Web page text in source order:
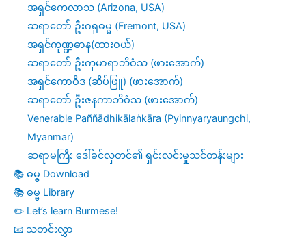
အရှင်ကေလာသ (Arizona, USA)
ဆရာတော် ဦးဂရုဓမ္မ (Fremont, USA)
အရှင်ကုဏ္ဍဓာန(ထားဝယ်)
ဆရာတော် ဦးကုမာရာဘိဝံသ (ဖားအောက်)
အရှင်ကောဝိဒ (ဆိပ်ဖြူ) (ဖားအောက်)
ဆရာတော် ဦးဇနကာဘိဝံသ (ဖားအောက်)
Venerable Paññādhikālaṅkāra (Pyinnyaryaungchi,
Myanmar)
ဆရာမကြီး ဒေါ်ခင်လှတင်၏ ရှင်းလင်းမှုသင်တန်းများ
📚 ဓမ္ဓ Download
📚 ဓမ္ဓ Library
✏️ Let’s learn Burmese!
📧 သတင်းလွှာ